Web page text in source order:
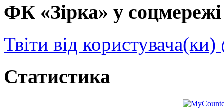
ФК «Зірка» у
Твіти від
Статистика